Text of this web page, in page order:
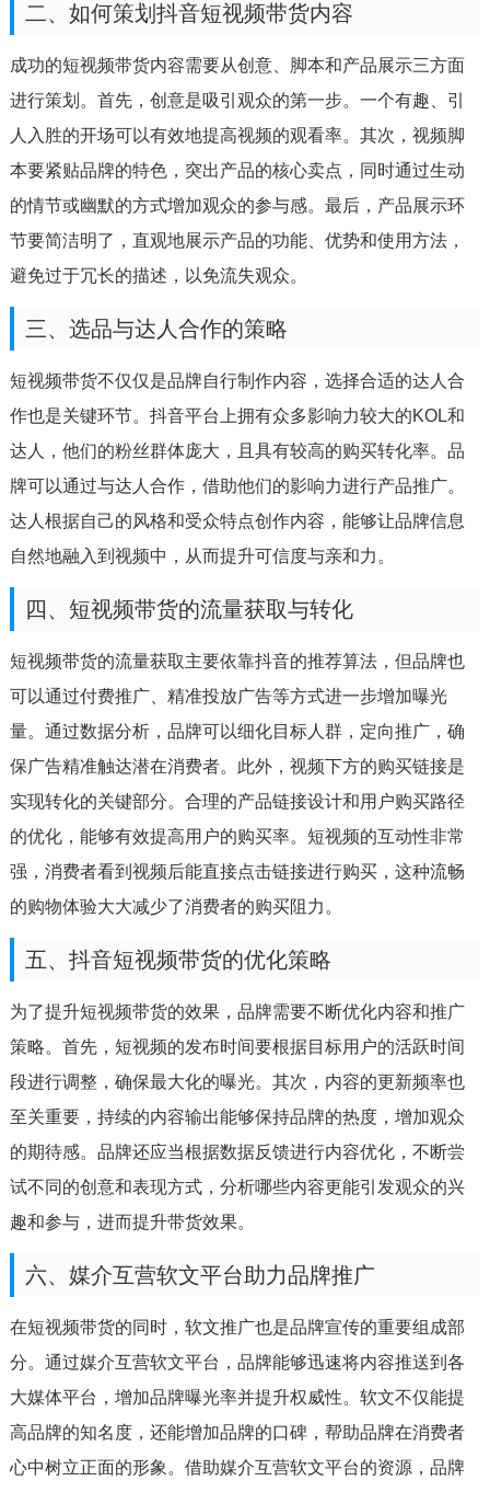
二、如何策划抖音短视频带货内容
成功的短视频带货内容需要从创意、脚本和产品展示三方面
进行策划。首先，创意是吸引观众的第一步。一个有趣、引
人入胜的开场可以有效地提高视频的观看率。其次，视频脚
本要紧贴品牌的特色，突出产品的核心卖点，同时通过生动
的情节或幽默的方式增加观众的参与感。最后，产品展示环
节要简洁明了，直观地展示产品的功能、优势和使用方法，
避免过于冗长的描述，以免流失观众。
三、选品与达人合作的策略
短视频带货不仅仅是品牌自行制作内容，选择合适的达人合
作也是关键环节。抖音平台上拥有众多影响力较大的KOL和
达人，他们的粉丝群体庞大，且具有较高的购买转化率。品
牌可以通过与达人合作，借助他们的影响力进行产品推广。
达人根据自己的风格和受众特点创作内容，能够让品牌信息
自然地融入到视频中，从而提升可信度与亲和力。
四、短视频带货的流量获取与转化
短视频带货的流量获取主要依靠抖音的推荐算法，但品牌也
可以通过付费推广、精准投放广告等方式进一步增加曝光
量。通过数据分析，品牌可以细化目标人群，定向推广，确
保广告精准触达潜在消费者。此外，视频下方的购买链接是
实现转化的关键部分。合理的产品链接设计和用户购买路径
的优化，能够有效提高用户的购买率。短视频的互动性非常
强，消费者看到视频后能直接点击链接进行购买，这种流畅
的购物体验大大减少了消费者的购买阻力。
五、抖音短视频带货的优化策略
为了提升短视频带货的效果，品牌需要不断优化内容和推广
策略。首先，短视频的发布时间要根据目标用户的活跃时间
段进行调整，确保最大化的曝光。其次，内容的更新频率也
至关重要，持续的内容输出能够保持品牌的热度，增加观众
的期待感。品牌还应当根据数据反馈进行内容优化，不断尝
试不同的创意和表现方式，分析哪些内容更能引发观众的兴
趣和参与，进而提升带货效果。
六、媒介互营软文平台助力品牌推广
在短视频带货的同时，软文推广也是品牌宣传的重要组成部
分。通过媒介互营软文平台，品牌能够迅速将内容推送到各
大媒体平台，增加品牌曝光率并提升权威性。软文不仅能提
高品牌的知名度，还能增加品牌的口碑，帮助品牌在消费者
心中树立正面的形象。借助媒介互营软文平台的资源，品牌